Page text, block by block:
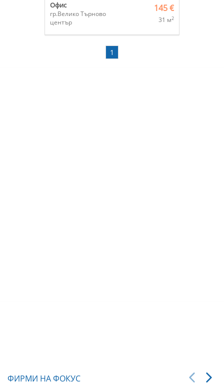
Офис
гр.Велико Търново
център
145 €
31 м2
1
ФИРМИ НА ФОКУС